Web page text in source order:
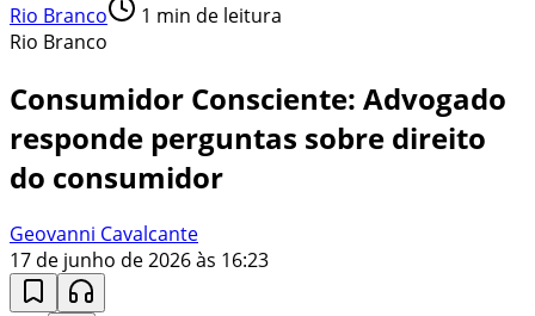
Rio Branco 1 min de leitura
Rio Branco
Consumidor Consciente: Advogado
responde perguntas sobre direito
do consumidor
Geovanni Cavalcante
17 de junho de 2026 às 16:23